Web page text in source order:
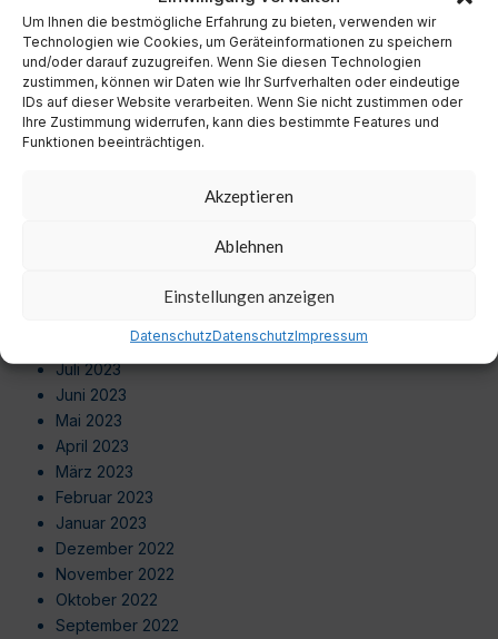
Um Ihnen die bestmögliche Erfahrung zu bieten, verwenden wir
Technologien wie Cookies, um Geräteinformationen zu speichern
und/oder darauf zuzugreifen. Wenn Sie diesen Technologien
zustimmen, können wir Daten wie Ihr Surfverhalten oder eindeutige
IDs auf dieser Website verarbeiten. Wenn Sie nicht zustimmen oder
Ihre Zustimmung widerrufen, kann dies bestimmte Features und
Funktionen beeinträchtigen.
Akzeptieren
Ablehnen
Einstellungen anzeigen
DatenschutzDatenschutzImpressum
August 2024
Juli 2024
Juni 2024
Mai 2024
April 2024
August 2023
Juli 2023
Juni 2023
Mai 2023
April 2023
März 2023
Februar 2023
Januar 2023
Dezember 2022
November 2022
Oktober 2022
September 2022